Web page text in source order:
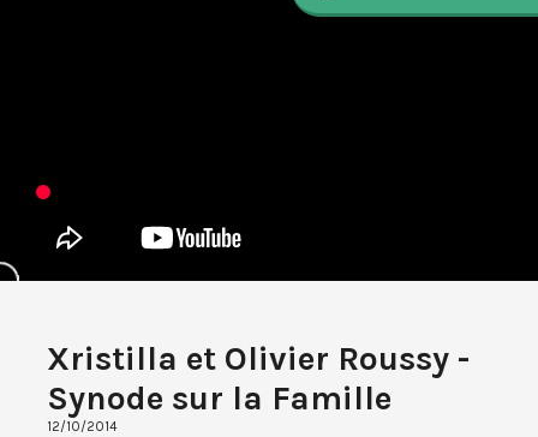
Xristilla et Olivier Roussy -
Synode sur la Famille
12/10/2014